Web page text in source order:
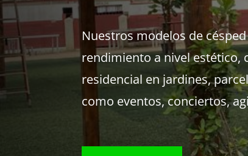
Nuestros modelos de
rendimiento a nivel estético,
residencial en jardines,
como eventos, conciertos,